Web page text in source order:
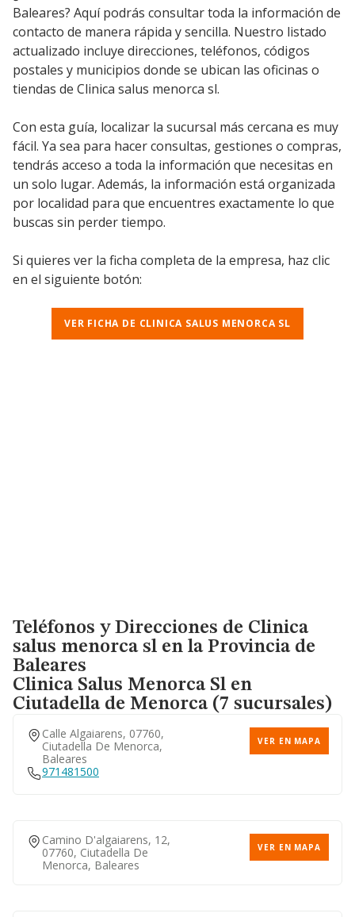
Baleares? Aquí podrás consultar toda la información de
contacto de manera rápida y sencilla. Nuestro listado
actualizado incluye direcciones, teléfonos, códigos
postales y municipios donde se ubican las oficinas o
tiendas de Clinica salus menorca sl.
Con esta guía, localizar la sucursal más cercana es muy
fácil. Ya sea para hacer consultas, gestiones o compras,
tendrás acceso a toda la información que necesitas en
un solo lugar. Además, la información está organizada
por localidad para que encuentres exactamente lo que
buscas sin perder tiempo.
Si quieres ver la ficha completa de la empresa, haz clic
en el siguiente botón:
VER FICHA DE CLINICA SALUS MENORCA SL
Teléfonos y Direcciones de Clinica
salus menorca sl en la Provincia de
Baleares
Clinica Salus Menorca Sl en
Ciutadella de Menorca (7 sucursales)
Calle Algaiarens, 07760,
Ciutadella De Menorca,
Baleares
VER EN MAPA
971481500
Camino D'algaiarens, 12,
07760, Ciutadella De
Menorca, Baleares
VER EN MAPA